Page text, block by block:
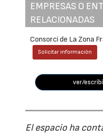
EMPRESAS O
RELACIONADAS
Consorci de La Zona
Solicitar información
ver/
El espacio ha